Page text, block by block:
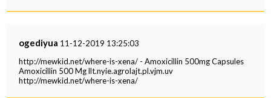
ogediyua 11-12-2019 13:25:03
http://mewkid.net/where-is-xena/ - Amoxicillin 500mg Capsules
Amoxicillin 500 Mg llt.nyie.agrolajt.pl.vjm.uv
http://mewkid.net/where-is-xena/